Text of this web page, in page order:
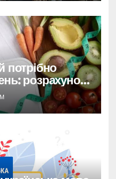
потрібно
розрахунок
норми